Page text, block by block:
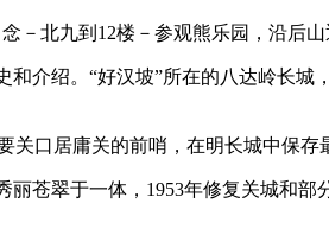
－北九到12楼－参观熊乐园，沿后山
介绍。“好汉坡”所在的八达岭长
口居庸关的前哨，在明长城中保
苍翠于一体，1953年修复关城和部